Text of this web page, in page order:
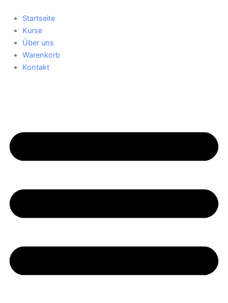
Inhalt
springen
Startseite
Kurse
Über uns
Warenkorb
Kontakt